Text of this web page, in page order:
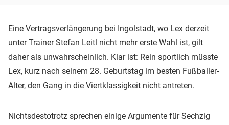
Eine Vertragsverlängerung bei Ingolstadt, wo Lex derzeit
unter Trainer Stefan Leitl nicht mehr erste Wahl ist, gilt
daher als unwahrscheinlich. Klar ist: Rein sportlich müsste
Lex, kurz nach seinem 28. Geburtstag im besten Fußballer-
Alter, den Gang in die Viertklassigkeit nicht antreten.
Nichtsdestotrotz sprechen einige Argumente für Sechzig